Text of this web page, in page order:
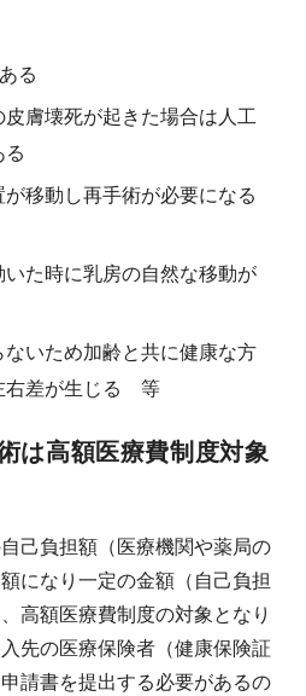
る
膚壊死が起きた場合は人工
移動し再手術が必要になる
た時に乳房の自然な移動が
いため加齢と共に健康な方
右差が生じる 等
は高額医療費制度対象
己負担額（医療機関や薬局の
になり一定の金額（自己負担
高額医療費制度の対象となり
先の医療保険者（健康保険証
請書を提出する必要があるの